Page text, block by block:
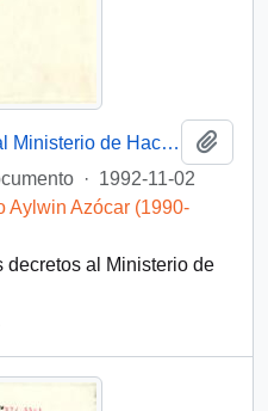
[Petición de dictar decreto al Ministerio de Hacienda]
· 1992-11-02
Aylwin Azócar (1990-
decretos al Ministerio de